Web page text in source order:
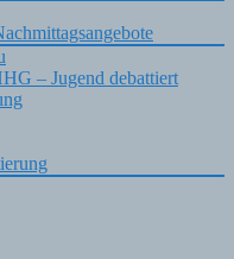
– Jugend debattiert